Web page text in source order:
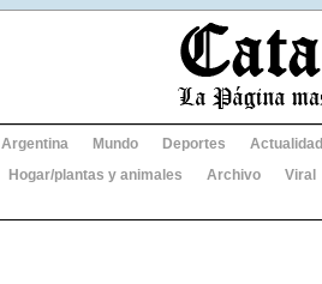
Argentina Mundo Deportes
Actualidad
Hogar/plantas y animales Archivo
Viral